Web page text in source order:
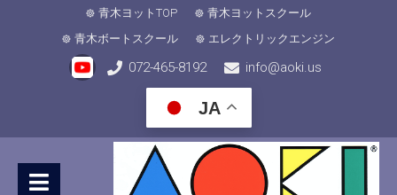
青木ヨットTOP
青木ヨットスクール
青木ボートスクール
エレクトリックエンジン
072-465-8192 info@aoki.us
JA